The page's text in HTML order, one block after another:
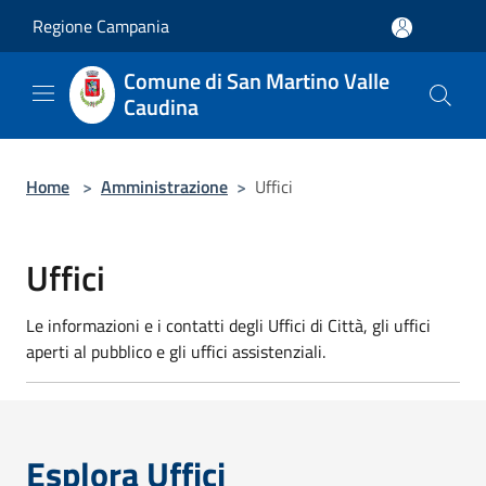
Regione Campania
Comune di San Martino Valle
Caudina
Home > Amministrazione > Uffici
Uffici
Le informazioni e i contatti degli Uffici di Città, gli uffici
aperti al pubblico e gli uffici assistenziali.
Esplora Uffici